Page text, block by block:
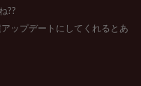
??
ップデートにしてくれるとあ